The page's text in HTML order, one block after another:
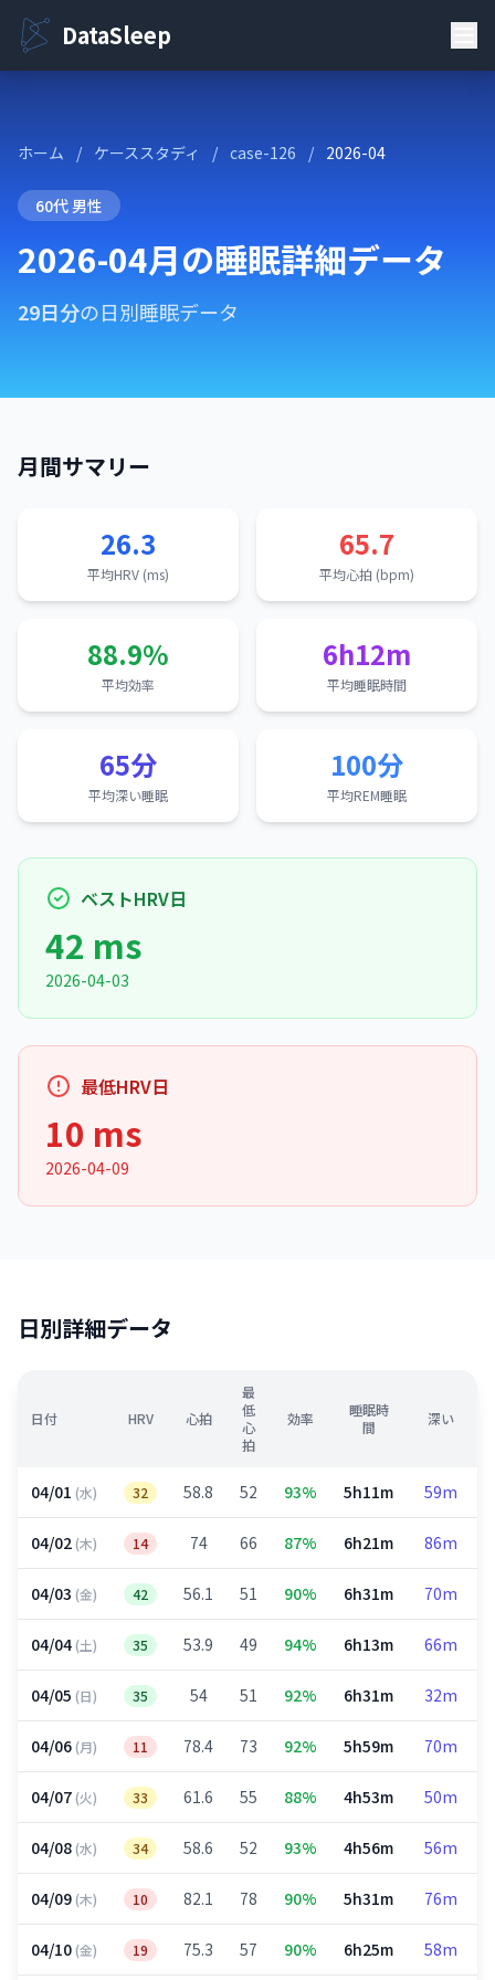
DataSleep
ホーム / ケーススタディ / case-126 / 2026-04
60代 男性
2026-04月の睡眠詳細データ
29日分の日別睡眠データ
月間サマリー
26.3
平均HRV (ms)
65.7
平均心拍 (bpm)
88.9%
平均効率
6h12m
平均睡眠時間
65分
平均深い睡眠
100分
平均REM睡眠
ベストHRV日
42 ms
2026-04-03
最低HRV日
10 ms
2026-04-09
日別詳細データ
日付 HRV 心拍
最
低
心
拍
効率
睡眠時
間
深い
04/01 (水) 32 58.8 52 93% 5h11m 59m
04/02(木) 14 74 66 87% 6h21m 86m
04/03 (金) 42 56.1 51 90% 6h31m 70m
04/04(土) 35 53.9 49 94% 6h13m 66m
04/05 (日) 35 54 51 92% 6h31m 32m
04/06(月) 11 78.4 73 92% 5h59m 70m
04/07(火) 33 61.6 55 88% 4h53m 50m
04/08(水) 34 58.6 52 93% 4h56m 56m
04/09(木) 10 82.1 78 90% 5h31m 76m
04/10(金) 19 75.3 57 90% 6h25m 58m